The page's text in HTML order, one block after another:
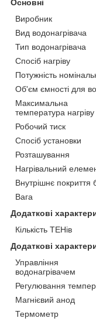
Основні
Виробник
Вид водонагрівача
Тип водонагрівача
Спосіб нагріву
Потужність
Об'єм ємності для
Максимальна
температура
Робочий тиск
Спосіб установки
Розташування
Нагрівальний
Внутрішнє покриття
Вага
Додаткові
Кількість ТЕНів
Додаткові
Управління
водонагрівачем
Регулювання
Магнієвий анод
Термометр